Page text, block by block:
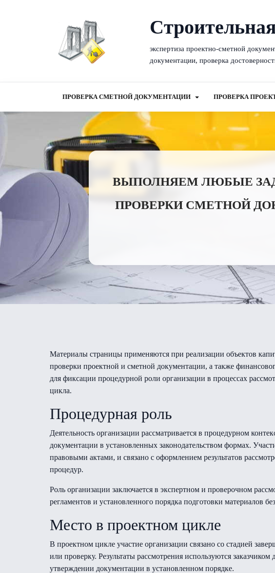
экспертиза проектно-сметной
документации, проверка
ПРОВЕРКА СМЕТНОЙ ДОКУМЕНТАЦИИ ПРОВЕРКА
ВЫПОЛНЯЕМ ЛЮБЫЕ
ПРОВЕРКИ СМЕТНОЙ
Материалы страницы применяются при реализации объектов
проверки проектной и сметной документации, а также
для фиксации процедурной роли организации в процессах
цикла.
Процедурная роль
Деятельность организации рассматривается в процедурном
документации в установленных законодательством формах.
правовыми актами, и связано с оформлением результатов
процедур.
Роль организации заключается в экспертном и проверочном
регламентов и установленного порядка подготовки материалов
Место в проектном цикле
В проектном цикле участие организации связано со стадией
или проверку. Результаты рассмотрения используются
утверждении документации в установленном порядке.